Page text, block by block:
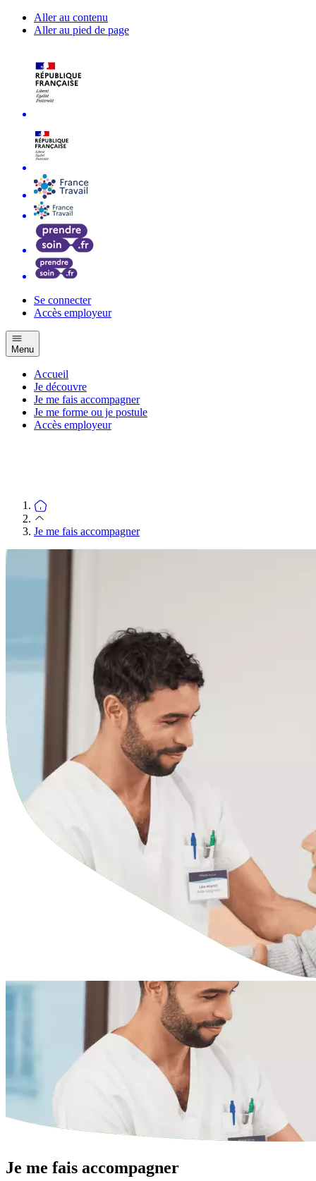
Aller au contenu
Aller au pied de page
Se connecter
Accès employeur
Menu
Accueil
Je découvre
Je me fais accompagner
Je me forme ou je postule
Accès employeur
Je me fais accompagner
Je me fais accompagner